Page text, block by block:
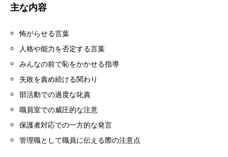
主な内容
怖がらせる言葉
人格や能力を否定する言葉
みんなの前で恥をかかせる指導
失敗を責め続ける関わり
部活動での過度な叱責
職員室での威圧的な注意
保護者対応での一方的な発言
管理職として職員に伝える際の注意点